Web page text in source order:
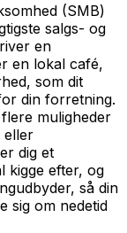
(SMB)
salgs- og
en
en lokal café,
som dit
din forretning.
muligheder
eller
dig et
kigge efter, og
så din
sig om nedetid